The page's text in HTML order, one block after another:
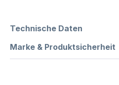
Technische Daten
Marke & Produktsicherheit